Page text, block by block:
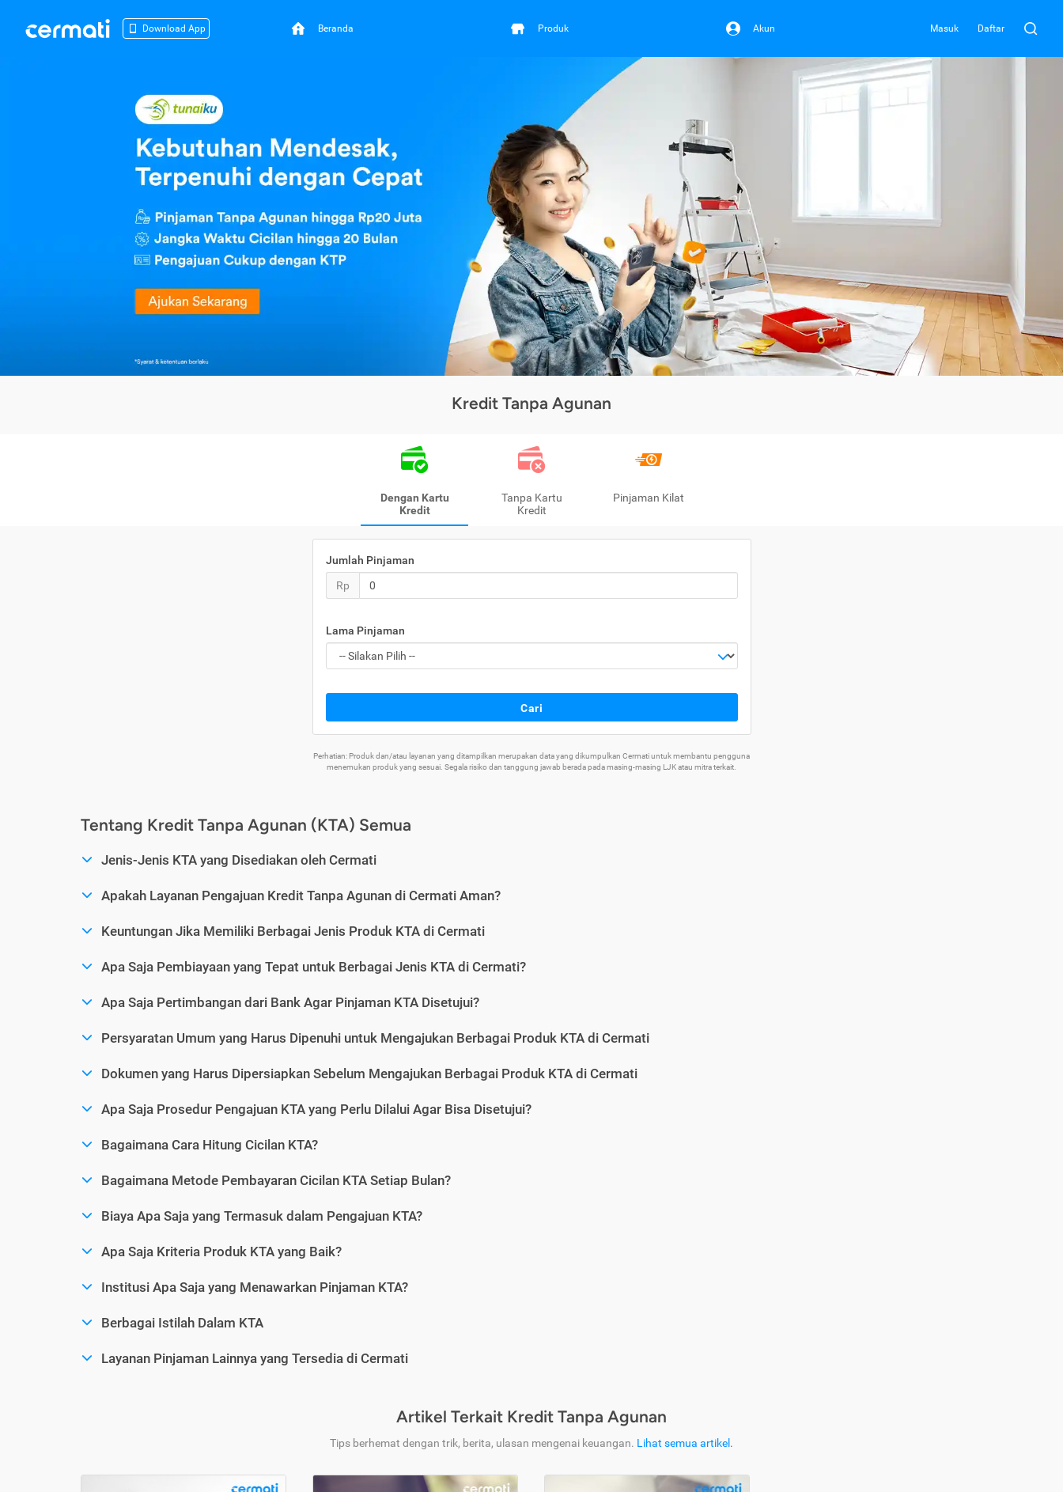
Download App Beranda Produk Akun Masuk Daftar
Kredit Tanpa Agunan
Dengan Kartu
Kredit
Tanpa Kartu
Kredit
Pinjaman Kilat
Jumlah Pinjaman
Rp
Lama Pinjaman
Cari
Perhatian: Produk dan/atau layanan yang ditampilkan merupakan data yang dikumpulkan Cermati untuk membantu pengguna
menemukan produk yang sesuai. Segala risiko dan tanggung jawab berada pada masing-masing LJK atau mitra terkait.
Tentang Kredit Tanpa Agunan (KTA) Semua
Jenis-Jenis KTA yang Disediakan oleh Cermati
Apakah Layanan Pengajuan Kredit Tanpa Agunan di Cermati Aman?
Keuntungan Jika Memiliki Berbagai Jenis Produk KTA di Cermati
Apa Saja Pembiayaan yang Tepat untuk Berbagai Jenis KTA di Cermati?
Apa Saja Pertimbangan dari Bank Agar Pinjaman KTA Disetujui?
Persyaratan Umum yang Harus Dipenuhi untuk Mengajukan Berbagai Produk KTA di Cermati
Dokumen yang Harus Dipersiapkan Sebelum Mengajukan Berbagai Produk KTA di Cermati
Apa Saja Prosedur Pengajuan KTA yang Perlu Dilalui Agar Bisa Disetujui?
Bagaimana Cara Hitung Cicilan KTA?
Bagaimana Metode Pembayaran Cicilan KTA Setiap Bulan?
Biaya Apa Saja yang Termasuk dalam Pengajuan KTA?
Apa Saja Kriteria Produk KTA yang Baik?
Institusi Apa Saja yang Menawarkan Pinjaman KTA?
Berbagai Istilah Dalam KTA
Layanan Pinjaman Lainnya yang Tersedia di Cermati
Artikel Terkait Kredit Tanpa Agunan
Tips berhemat dengan trik, berita, ulasan mengenai keuangan. Lihat semua artikel .